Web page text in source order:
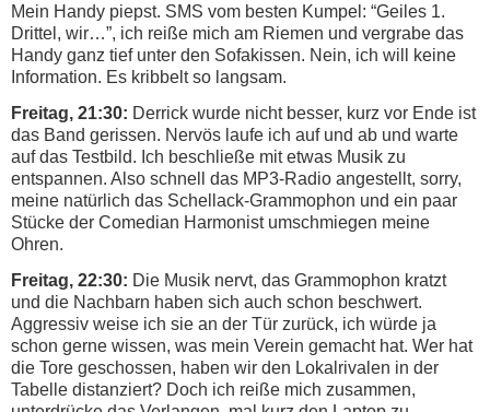
Mein Handy piepst. SMS vom besten Kumpel: “Geiles 1.
Drittel, wir…”, ich reiße mich am Riemen und vergrabe das
Handy ganz tief unter den Sofakissen. Nein, ich will keine
Information. Es kribbelt so langsam.
Freitag, 21:30: Derrick wurde nicht besser, kurz vor Ende ist
das Band gerissen. Nervös laufe ich auf und ab und warte
auf das Testbild. Ich beschließe mit etwas Musik zu
entspannen. Also schnell das MP3-Radio angestellt, sorry,
meine natürlich das Schellack-Grammophon und ein paar
Stücke der Comedian Harmonist umschmiegen meine
Ohren.
Freitag, 22:30: Die Musik nervt, das Grammophon kratzt
und die Nachbarn haben sich auch schon beschwert.
Aggressiv weise ich sie an der Tür zurück, ich würde ja
schon gerne wissen, was mein Verein gemacht hat. Wer hat
die Tore geschossen, haben wir den Lokalrivalen in der
Tabelle distanziert? Doch ich reiße mich zusammen,